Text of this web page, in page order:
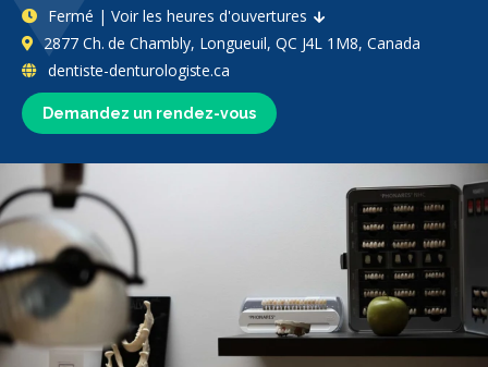
Demandez un rendez-vous
Fermé | Voir les heures d'ouvertures
2877 Ch. de Chambly, Longueuil, QC J4L 1M8, Canada
dentiste-denturologiste.ca